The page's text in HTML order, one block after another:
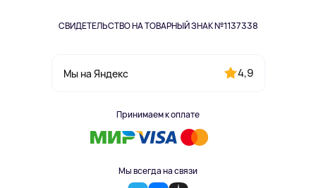
СВИДЕТЕЛЬСТВО НА ТОВАРНЫЙ ЗНАК №1137338
Мы на Яндекс 4,9
Принимаем к оплате
Мы всегда на связи